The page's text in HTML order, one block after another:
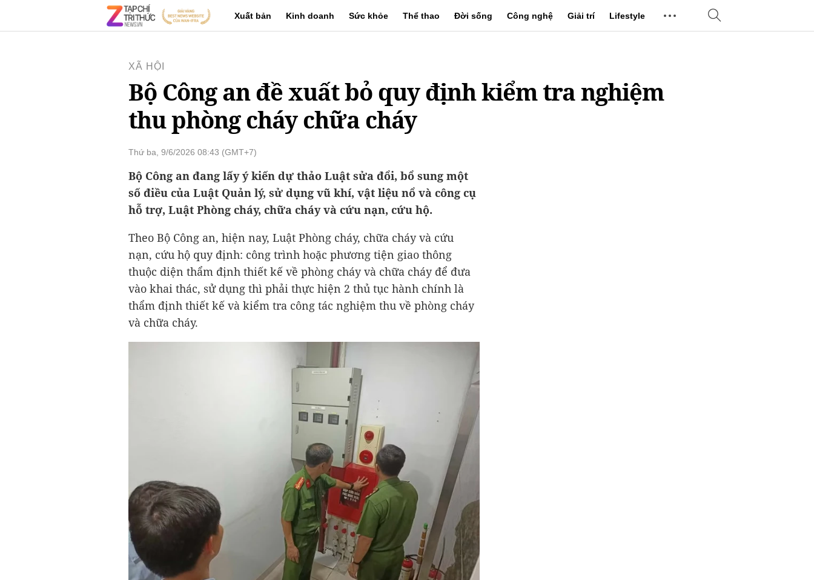
Xuất bản Kinh doanh Sức khỏe Thể thao Đời sống Công nghệ Giải trí Lifestyle
XÃ HỘI
Bộ Công an đề xuất bỏ quy định kiểm tra nghiệm
thu phòng cháy chữa cháy
Thứ ba, 9/6/2026 08:43 (GMT+7)
Bộ Công an đang lấy ý kiến dự thảo Luật sửa đổi, bổ sung một
số điều của Luật Quản lý, sử dụng vũ khí, vật liệu nổ và công cụ
hỗ trợ, Luật Phòng cháy, chữa cháy và cứu nạn, cứu hộ.
Theo Bộ Công an, hiện nay, Luật Phòng cháy, chữa cháy và cứu
nạn, cứu hộ quy định: công trình hoặc phương tiện giao thông
thuộc diện thẩm định thiết kế về phòng cháy và chữa cháy để đưa
vào khai thác, sử dụng thì phải thực hiện 2 thủ tục hành chính là
thẩm định thiết kế và kiểm tra công tác nghiệm thu về phòng cháy
và chữa cháy.